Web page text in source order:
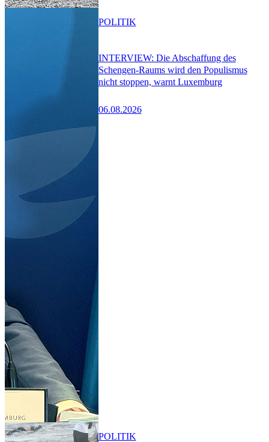
INTERVIEW: Die Abschaffung des
Schengen-Raums wird den Populismus
nicht stoppen, warnt Luxemburg
06.08.2026
POLITIK
POLITIK